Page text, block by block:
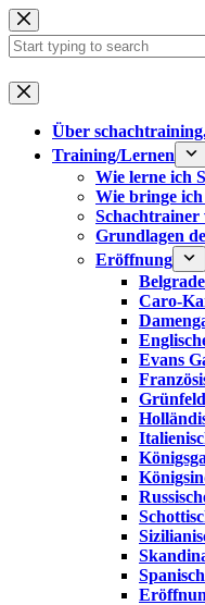
Zum
Inhalt
springen
Keine
Ergebnisse
Über
Training/Lernen
Wie lerne ich
Wie bringe ich
Schachtrainer
Grundlagen
Eröffnung
Caro-
Evans